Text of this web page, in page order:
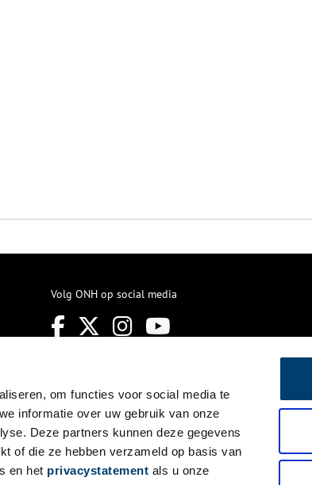
om functies voor social media te
informatie over uw gebruik van onze
Deze partners kunnen deze gegevens
of die ze hebben verzameld op basis van
en het privacystatement als u onze
Volg ONH op social media